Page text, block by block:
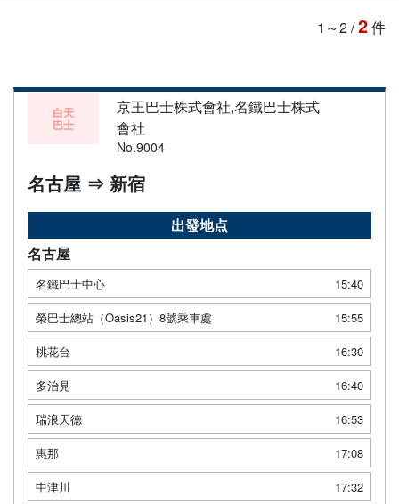
1～2/2件
白天
巴士
京王巴士株式會社,名鐵巴士株式
會社
No.9004
名古屋 ⇒ 新宿
出發地点
名古屋
名鐵巴士中心
15:40
榮巴士總站（Oasis21）8號乘車處
15:55
桃花台
16:30
多治見
16:40
瑞浪天德
16:53
惠那
17:08
中津川
17:32